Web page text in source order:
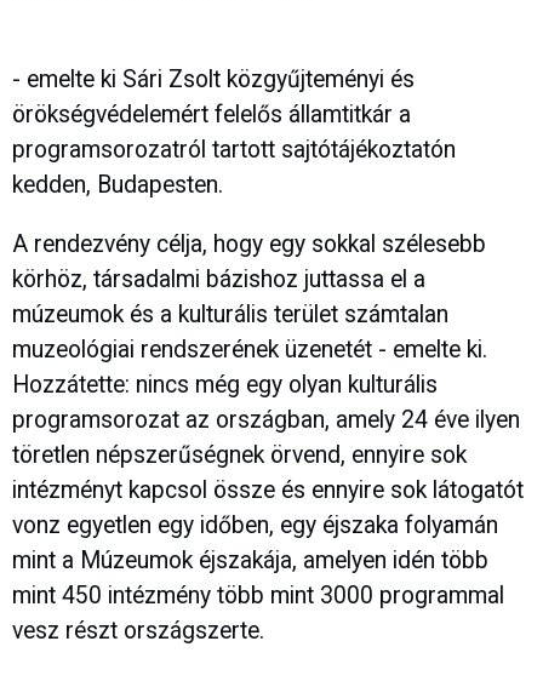
- emelte ki Sári Zsolt közgyűjteményi és
örökségvédelemért felelős államtitkár a
programsorozatról tartott sajtótájékoztatón
kedden, Budapesten.
A rendezvény célja, hogy egy sokkal szélesebb
körhöz, társadalmi bázishoz juttassa el a
múzeumok és a kulturális terület számtalan
muzeológiai rendszerének üzenetét - emelte ki.
Hozzátette: nincs még egy olyan kulturális
programsorozat az országban, amely 24 éve ilyen
töretlen népszerűségnek örvend, ennyire sok
intézményt kapcsol össze és ennyire sok látogatót
vonz egyetlen egy időben, egy éjszaka folyamán
mint a Múzeumok éjszakája, amelyen idén több
mint 450 intézmény több mint 3000 programmal
vesz részt országszerte.